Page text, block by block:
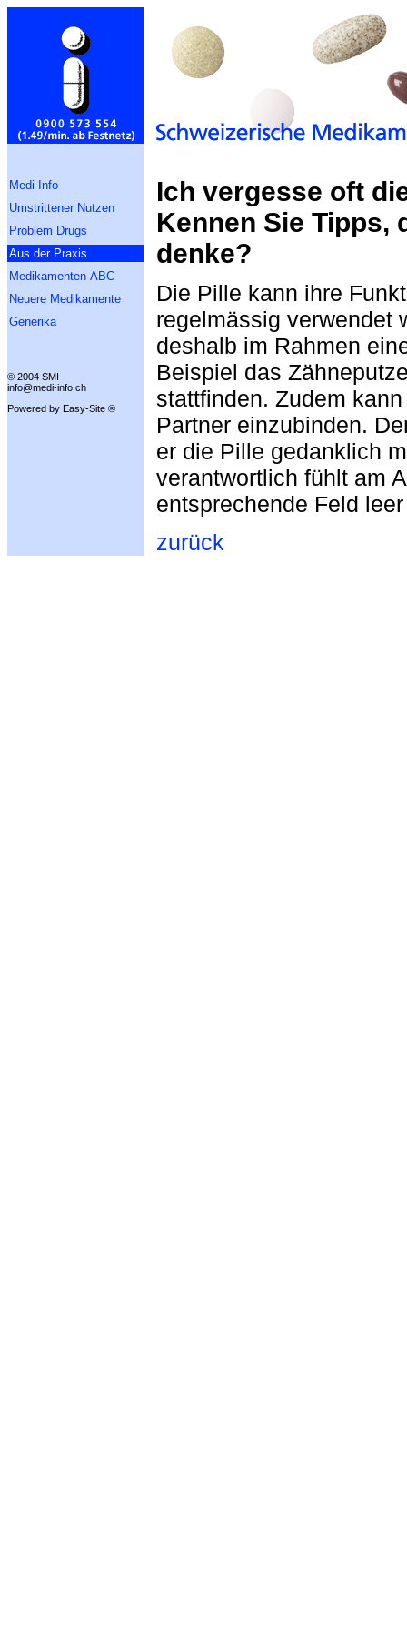
Medi-Info
Umstrittener Nutzen
Problem Drugs
Aus der Praxis
Medikamenten-ABC
Neuere Medikamente
Generika
© 2004 SMI
info@medi-info.ch
Powered by Easy-Site ®
Ich vergesse oft
Kennen Sie Tipps,
denke?
Die Pille kann ihre
regelmässig verwendet
deshalb im Rahmen
Beispiel das
stattfinden. Zudem
Partner einzubinden.
er die Pille gedanklich
verantwortlich fühlt am
entsprechende Feld
zurück